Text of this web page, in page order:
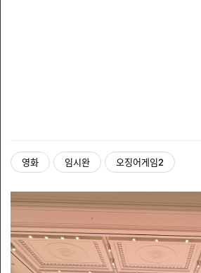
영화 임시완 오징어게임2